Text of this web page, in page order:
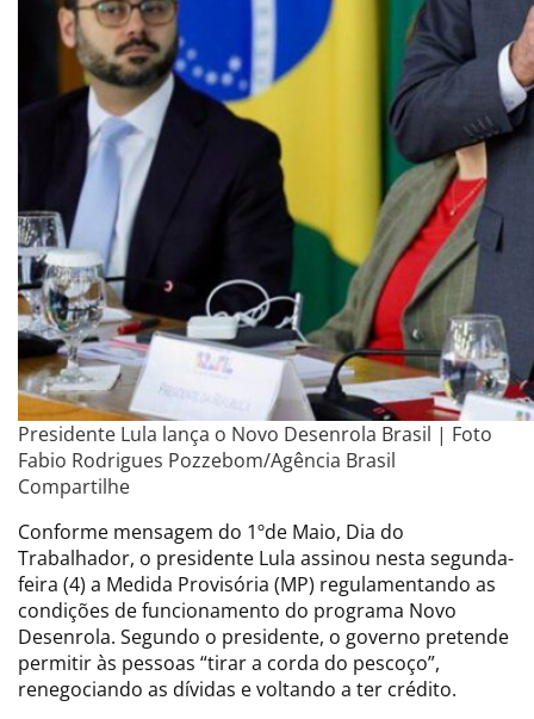
Presidente Lula lança o Novo Desenrola Brasil | Foto
Fabio Rodrigues Pozzebom/Agência Brasil
Compartilhe
Conforme mensagem do 1ºde Maio, Dia do
Trabalhador, o presidente Lula assinou nesta segunda-
feira (4) a Medida Provisória (MP) regulamentando as
condições de funcionamento do programa Novo
Desenrola. Segundo o presidente, o governo pretende
permitir às pessoas “tirar a corda do pescoço”,
renegociando as dívidas e voltando a ter crédito.